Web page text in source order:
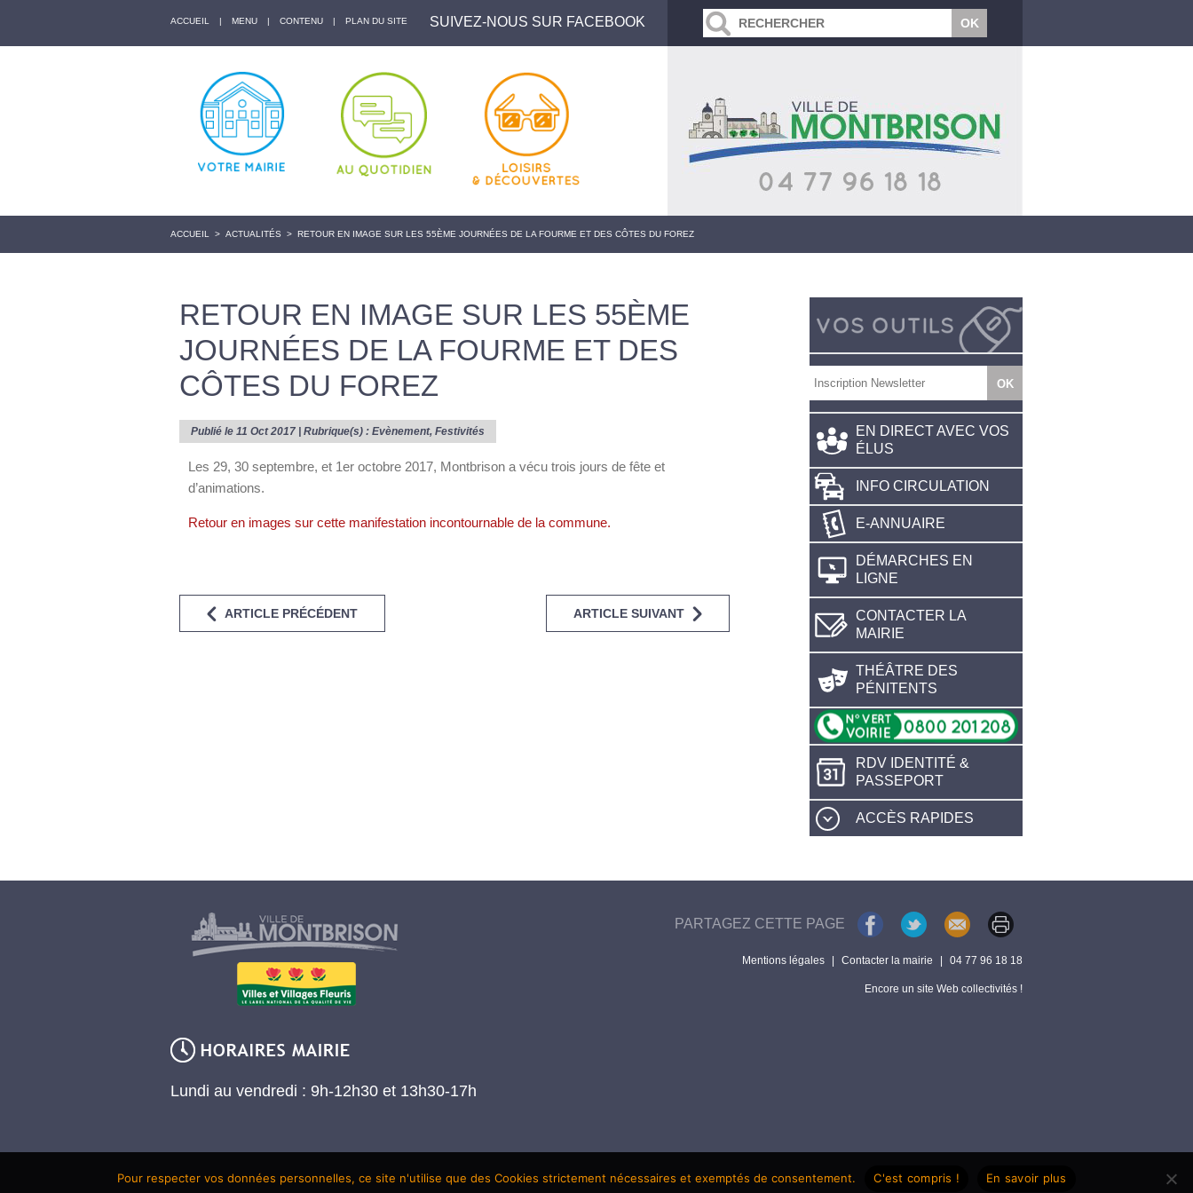
ACCUEIL | MENU | CONTENU | PLAN DU SITE SUIVEZ-NOUS SUR FACEBOOK
ACCUEIL > ACTUALITÉS > RETOUR EN IMAGE SUR LES 55ÈME JOURNÉES DE LA FOURME ET DES CÔTES DU FOREZ
RETOUR EN IMAGE SUR LES 55ÈME
JOURNÉES DE LA FOURME ET DES
CÔTES DU FOREZ
Publié le 11 Oct 2017 | Rubrique(s) : Evènement, Festivités
Les 29, 30 septembre, et 1er octobre 2017, Montbrison a vécu trois jours de fête et
d’animations.
Retour en images sur cette manifestation incontournable de la commune.
ARTICLE PRÉCÉDENT ARTICLE SUIVANT
EN DIRECT AVEC VOS
ÉLUS
INFO CIRCULATION
E-ANNUAIRE
DÉMARCHES EN
LIGNE
CONTACTER LA
MAIRIE
THÉÂTRE DES
PÉNITENTS
RDV IDENTITÉ &
PASSEPORT
ACCÈS RAPIDES
Lundi au vendredi : 9h-12h30 et 13h30-17h
PARTAGEZ CETTE PAGE
Mentions légales Contacter la mairie 04 77 96 18 18
Encore un site Web collectivités !
Pour respecter vos données personnelles, ce site n'utilise que des Cookies strictement nécessaires et exemptés de consentement. C'est compris ! En savoir plus